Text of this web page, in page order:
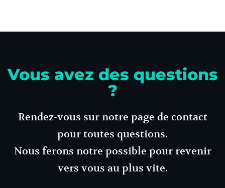
Vous avez des questions
?
Rendez-vous sur notre page de contact
pour toutes questions.
Nous ferons notre possible pour revenir
vers vous au plus vite.